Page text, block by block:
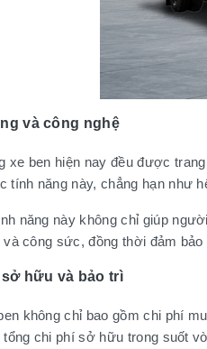
và công nghệ
xe ben hiện nay đều được
tính năng này, chẳng hạn như
năng này không chỉ giúp
công sức, đồng thời đảm
hữu và bảo trì
không chỉ bao gồm chi phí
tổng chi phí sở hữu trong suốt